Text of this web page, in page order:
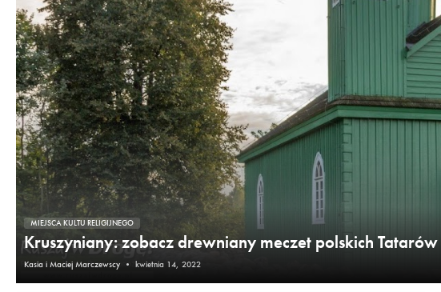
MIEJSCA KULTU RELIGIJNEGO
Kruszyniany: zobacz drewniany meczet polskich Tatarów
Kasia i Maciej Marczewscy • kwietnia 14, 2022